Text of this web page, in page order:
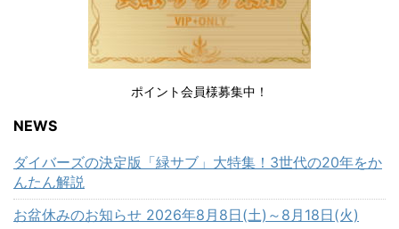
ポイント会員様募集中！
NEWS
ダイバーズの決定版「緑サブ」大特集！3世代の20年をか
んたん解説
お盆休みのお知らせ 2026年8月8日(土)～8月18日(火)